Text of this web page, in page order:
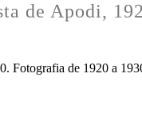
de Apodi,
Fotografia de 1920 a